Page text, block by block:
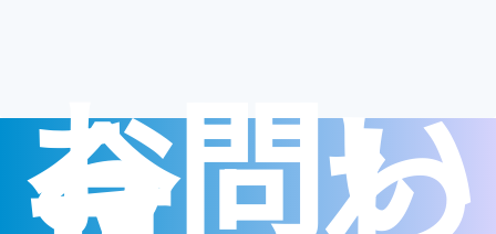
お問い
合わ